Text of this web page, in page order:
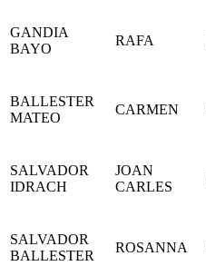
GANDIA
BAYO
RAFA
BALLESTER
MATEO
CARMEN
SALVADOR
IDRACH
JOAN
CARLES
SALVADOR
BALLESTER
ROSANNA